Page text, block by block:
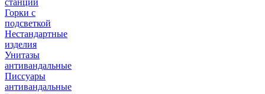
станции
Горки с
подсветкой
Нестандартные
изделия
Унитазы
антивандальные
Писсуары
антивандальные